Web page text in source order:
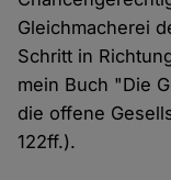
Gleichmacherei
Schritt in
mein Buch "Die
die offene
122ff.).